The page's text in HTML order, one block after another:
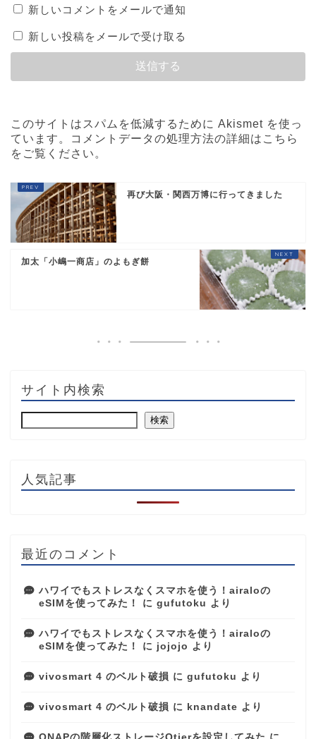
新しいコメントをメールで通知
新しい投稿をメールで受け取る
このサイトはスパムを低減するために Akismet を使っ
ています。
コメントデータの処理方法の詳細はこちら
をご覧ください。
再び大阪・関西万博に行ってきました
加太「小嶋一商店」のよもぎ餅
サイト内検索
検索
人気記事
最近のコメント
ハワイでもストレスなくスマホを使う！airaloの
eSIMを使ってみた！
に gufutoku より
ハワイでもストレスなくスマホを使う！airaloの
eSIMを使ってみた！
に jojojo より
vivosmart 4 のベルト破損 に gufutoku より
vivosmart 4 のベルト破損 に knandate より